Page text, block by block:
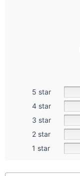
5 star
4 star
3 star
2 star
1 star